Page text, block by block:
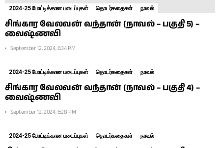
2024-25 போட்டிக்கான படைப்புகள் தொடர்கதைகள் நாவல்
சிங்கார வேலவன் வந்தான் (நாவல் – பகுதி 5) –
வைஷ்ணவி
September 12, 2024, 6:34 PM
2024-25 போட்டிக்கான படைப்புகள் தொடர்கதைகள் நாவல்
சிங்கார வேலவன் வந்தான் (நாவல் – பகுதி 4) –
வைஷ்ணவி
September 12, 2024, 6:28 PM
2024-25 போட்டிக்கான படைப்புகள் தொடர்கதைகள் நாவல்